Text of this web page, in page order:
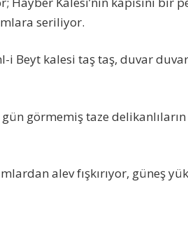
seriliyor.
Beyt kalesi taş taş, duvar duvar
görmemiş taze
alev fışkırıyor, güneş